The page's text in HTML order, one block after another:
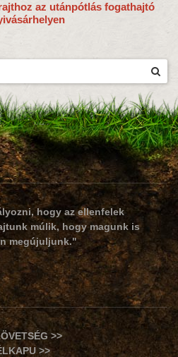
az utánpótlás fogathajtó
hogy az ellenfelek
múlik, hogy magunk is
megújuljunk."
>>
>>